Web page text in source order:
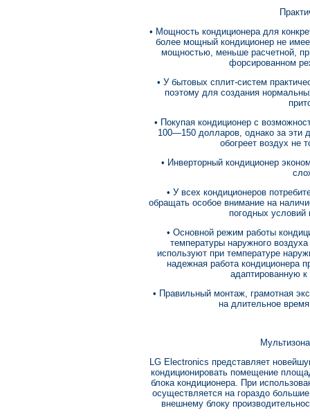
• Мощность кондиционера для
более мощный кондиционер не
мощностью, меньше расчетной,
форсированном
• У бытовых сплит-систем
поэтому для создания
• Покупая кондиционер с
100—150 долларов, однако за эти
обогреет воздух не
• Инверторный кондиционер
• У всех кондиционеров
обращать особое внимание на
погодных условий
• Основной режим работы
температуры наружного
используют при температуре
надежная работа кондиционера
адаптированную
• Правильный монтаж, грамотная
на длительное
LG Electronics представляет
кондиционировать помещение
блока кондиционера. При
осуществляется на гораздо
внешнему блоку